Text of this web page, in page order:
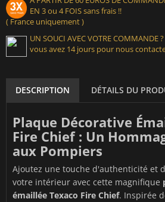
EN 3 ou 4 FOIS sans frais !!
( France uniquement )
UN SOUCI AVEC VOTRE COMMANDE ?
vous avez 14 jours pour nous
DESCRIPTION DÉTAILS DU
Plaque Décorative
Fire Chief : Un
aux Pompiers
Ajoutez une touche d'authenticité et
votre intérieur avec cette magnifique
émaillée Texaco Fire Chief. Inspirée